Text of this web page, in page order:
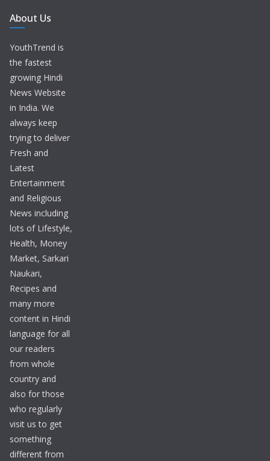
About Us
YouthTrend is
the fastest
growing Hindi
News Website
in India. We
always keep
trying to deliver
Fresh and
Latest
Entertainment
and Religious
News including
lots of Lifestyle,
Health, Money
Market, Sarkari
Naukari,
Recipes and
many more
content in Hindi
language for all
our readers
from whole
country and
also for those
who regularly
visit us to get
something
different from